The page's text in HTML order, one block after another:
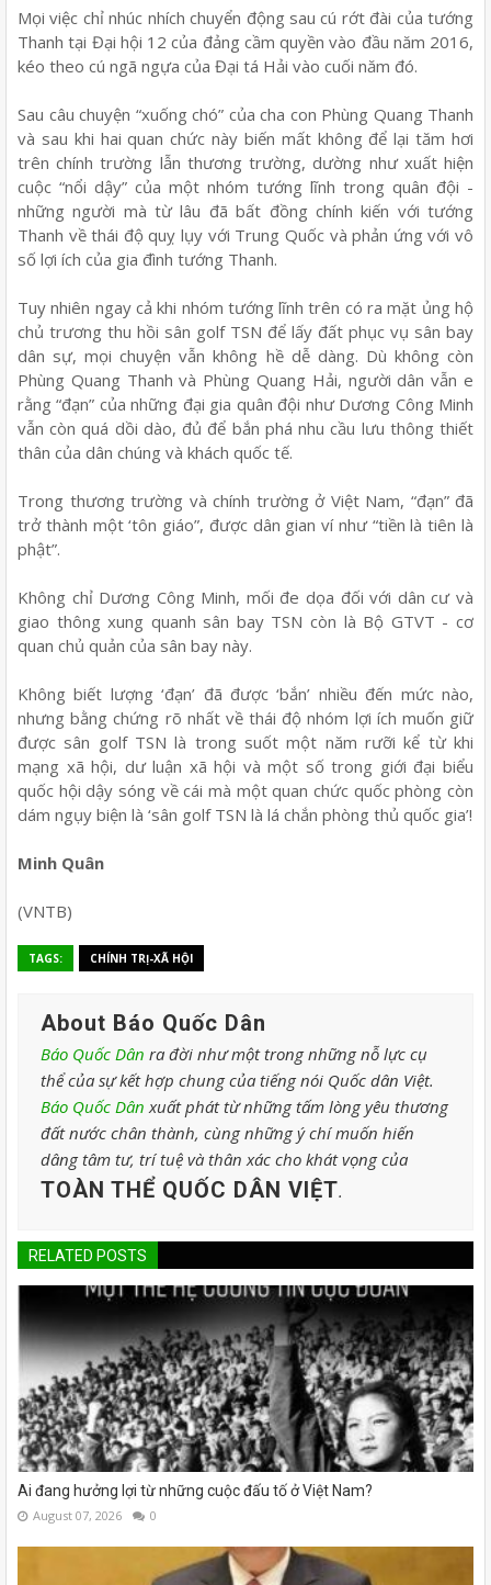
Mọi việc chỉ nhúc nhích chuyển động sau cú rớt đài của tướng
Thanh tại Đại hội 12 của đảng cầm quyền vào đầu năm 2016,
kéo theo cú ngã ngựa của Đại tá Hải vào cuối năm đó.
Sau câu chuyện “xuống chó” của cha con Phùng Quang Thanh
và sau khi hai quan chức này biến mất không để lại tăm hơi
trên chính trường lẫn thương trường, dường như xuất hiện
cuộc “nổi dậy” của một nhóm tướng lĩnh trong quân đội -
những người mà từ lâu đã bất đồng chính kiến với tướng
Thanh về thái độ quỵ lụy với Trung Quốc và phản ứng với vô
số lợi ích của gia đình tướng Thanh.
Tuy nhiên ngay cả khi nhóm tướng lĩnh trên có ra mặt ủng hộ
chủ trương thu hồi sân golf TSN để lấy đất phục vụ sân bay
dân sự, mọi chuyện vẫn không hề dễ dàng. Dù không còn
Phùng Quang Thanh và Phùng Quang Hải, người dân vẫn e
rằng “đạn” của những đại gia quân đội như Dương Công Minh
vẫn còn quá dồi dào, đủ để bắn phá nhu cầu lưu thông thiết
thân của dân chúng và khách quốc tế.
Trong thương trường và chính trường ở Việt Nam, “đạn” đã
trở thành một ‘tôn giáo”, được dân gian ví như “tiền là tiên là
phật”.
Không chỉ Dương Công Minh, mối đe dọa đối với dân cư và
giao thông xung quanh sân bay TSN còn là Bộ GTVT - cơ
quan chủ quản của sân bay này.
Không biết lượng ‘đạn’ đã được ‘bắn’ nhiều đến mức nào,
nhưng bằng chứng rõ nhất về thái độ nhóm lợi ích muốn giữ
được sân golf TSN là trong suốt một năm rưỡi kể từ khi
mạng xã hội, dư luận xã hội và một số trong giới đại biểu
quốc hội dậy sóng về cái mà một quan chức quốc phòng còn
dám ngụy biện là ‘sân golf TSN là lá chắn phòng thủ quốc gia’!
Minh Quân
(VNTB)
TAGS: CHÍNH TRỊ-XÃ HỘI
About Báo Quốc Dân
Báo Quốc Dân ra đời như một trong những nỗ lực cụ
thể của sự kết hợp chung của tiếng nói Quốc dân Việt.
Báo Quốc Dân xuất phát từ những tấm lòng yêu thương
đất nước chân thành, cùng những ý chí muốn hiến
dâng tâm tư, trí tuệ và thân xác cho khát vọng của
TOÀN THỂ QUỐC DÂN VIỆT.
RELATED POSTS
Ai đang hưởng lợi từ những cuộc đấu tố ở Việt Nam?
August 07, 2026 0